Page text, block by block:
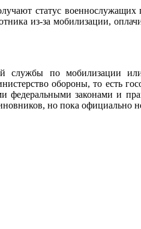
статус
из-за мобилизации,
службы по мобилизации
обороны, то есть
федеральными законами и
но пока официально